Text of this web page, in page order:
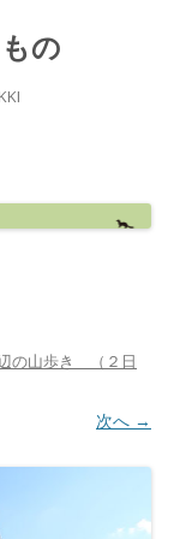
の
の山歩き （２日
次へ →